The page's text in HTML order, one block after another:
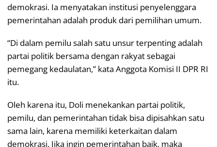
demokrasi. Ia menyatakan institusi penyelenggara
pemerintahan adalah produk dari pemilihan umum.
“Di dalam pemilu salah satu unsur terpenting adalah
partai politik bersama dengan rakyat sebagai
pemegang kedaulatan,” kata Anggota Komisi II DPR RI
itu.
Oleh karena itu, Doli menekankan partai politik,
pemilu, dan pemerintahan tidak bisa dipisahkan satu
sama lain, karena memiliki keterkaitan dalam
demokrasi. Jika ingin pemerintahan baik, maka